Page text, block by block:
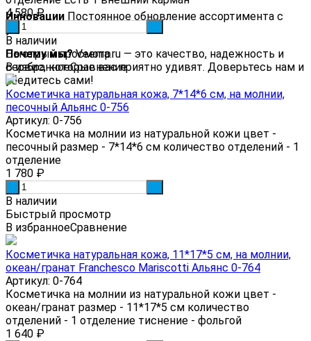
Инновации Постоянное обновление ассортимента с
учетом новых технологий.
Почему мы?Veema.ru — это качество, надежность и
сервис, которые вас приятно удивят. Доверьтесь нам и
убедитесь сами!
4 580₽
В наличии
Быстрый просмотр
В избранноеСравнение
Косметичка натуральная кожа, 7*14*6 см, на молнии,
песочный Альянс 0-756
Артикул: 0-756
Косметичка на молнии из натуральной кожи цвет -
песочный размер - 7*14*6 см количество отделений - 1
отделение
1 780 ₽
В наличии
Быстрый просмотр
В избранноеСравнение
Косметичка натуральная кожа, 11*17*5 см, на молнии,
океан/гранат Franchesco Mariscotti Альянс 0-764
Артикул: 0-764
Косметичка на молнии из натуральной кожи цвет -
океан/гранат размер - 11*17*5 см количество
отделений - 1 отделение тиснение - фольгой
1 640 ₽